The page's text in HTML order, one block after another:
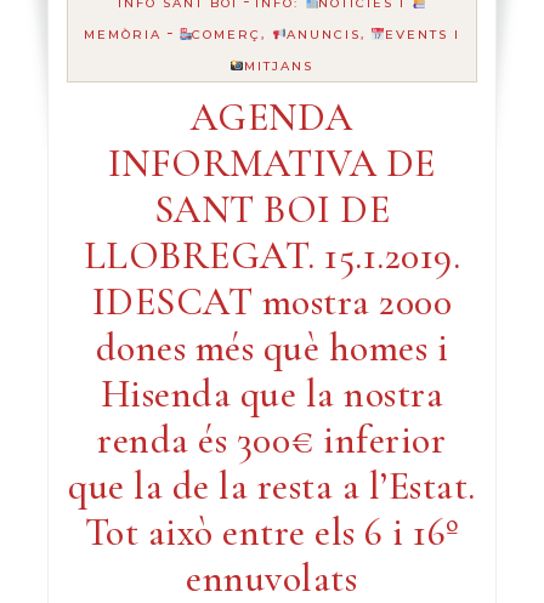
MEMÒRIA - COMERÇ, ANUNCIS,
EVENTS I
MITJANS
AGENDA
INFORMATIVA DE
SANT BOI DE
LLOBREGAT. 15.1.2019.
IDESCAT mostra 2000
dones més què homes i
Hisenda que la nostra
renda és 300€ inferior
que la de la resta a l’Estat.
Tot això entre els 6 i 16º
ennuvolats